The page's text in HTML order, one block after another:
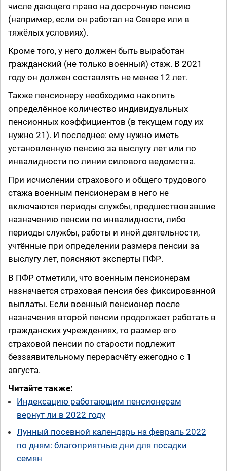
числе дающего право на досрочную пенсию
(например, если он работал на Севере или в
тяжёлых условиях).
Кроме того, у него должен быть выработан
гражданский (не только военный) стаж. В 2021
году он должен составлять не менее 12 лет.
Также пенсионеру необходимо накопить
определённое количество индивидуальных
пенсионных коэффициентов (в текущем году их
нужно 21). И последнее: ему нужно иметь
установленную пенсию за выслугу лет или по
инвалидности по линии силового ведомства.
При исчислении страхового и общего трудового
стажа военным пенсионерам в него не
включаются периоды службы, предшествовавшие
назначению пенсии по инвалидности, либо
периоды службы, работы и иной деятельности,
учтённые при определении размера пенсии за
выслугу лет, поясняют эксперты ПФР.
В ПФР отметили, что военным пенсионерам
назначается страховая пенсия без фиксированной
выплаты. Если военный пенсионер после
назначения второй пенсии продолжает работать в
гражданских учреждениях, то размер его
страховой пенсии по старости подлежит
беззаявительному перерасчёту ежегодно с 1
августа.
Читайте также:
Индексацию работающим пенсионерам
вернут ли в 2022 году
Лунный посевной календарь на февраль 2022
по дням: благоприятные дни для посадки
семян